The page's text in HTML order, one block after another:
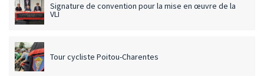
Signature de convention pour la mise en œuvre de la
VLI
Tour cycliste Poitou-Charentes